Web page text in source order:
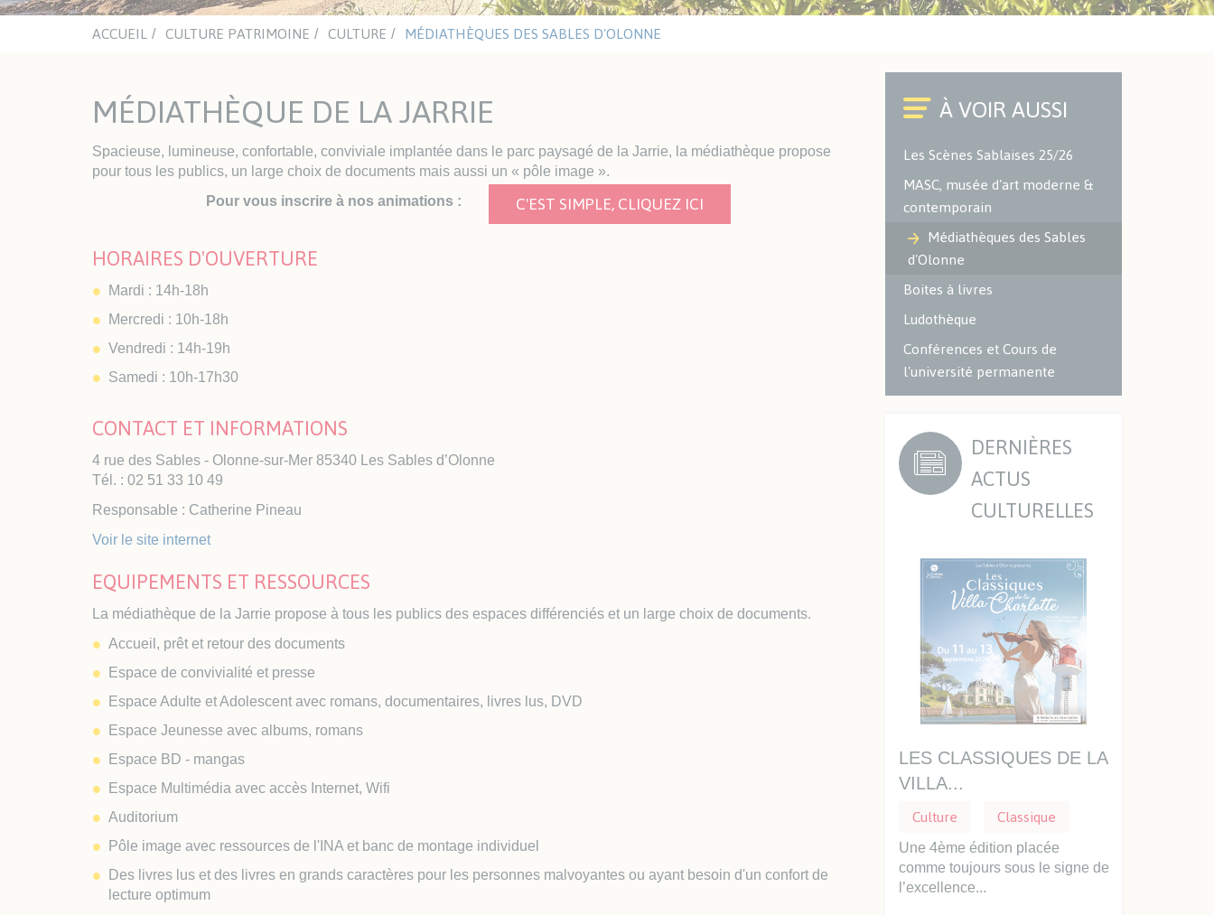
minoritaires
Cimetières
Office du Commerce et de
Police Municipale
Automatisée des Plaques
d'Immatriculation (LAPI)
Espaces Urbains
Les travaux
HABITAT ET URBANISME
Extérieure (TPLE)
SOLIDARITÉ ET SANTÉ
ENVIRONNEMENT -
ESPACES VERTS
Localisation des espaces verts
Les espaces verts
Les aires de jeux
Environnement
Château
CULTURELLES
aquatiques
Office du Sport Sablais
Clubs sportifs et nautiques
Sections handisport et sport
adapté
ENJOY Les Sables Nautisme
Institut Sports Océan
Editions précédentes
ACTUALITÉS SPORTIVES
LES PLAGES
ACCUEIL CULTURE PATRIMOINE CULTURE MÉDIATHÈQUES DES SABLES D'OLONNE
MÉDIATHÈQUE DE LA JARRIE
Spacieuse, lumineuse, confortable, conviviale implantée dans le parc paysagé de la Jarrie, la médiathèque propose
pour tous les publics, un large choix de documents mais aussi un « pôle image ».
Pour vous inscrire à nos animations :
C'EST SIMPLE, CLIQUEZ ICI
HORAIRES D'OUVERTURE
Mardi : 14h-18h
Mercredi : 10h-18h
Vendredi : 14h-19h
Samedi : 10h-17h30
CONTACT ET INFORMATIONS
4 rue des Sables - Olonne-sur-Mer 85340 Les Sables d’Olonne
Tél. : 02 51 33 10 49
Responsable : Catherine Pineau
Voir le site internet
EQUIPEMENTS ET RESSOURCES
La médiathèque de la Jarrie propose à tous les publics des espaces différenciés et un large choix de documents.
Accueil, prêt et retour des documents
Espace de convivialité et presse
Espace Adulte et Adolescent avec romans, documentaires, livres lus, DVD
Espace Jeunesse avec albums, romans
Espace BD - mangas
Espace Multimédia avec accès Internet, Wifi
Auditorium
Pôle image avec ressources de l'INA et banc de montage individuel
Des livres lus et des livres en grands caractères pour les personnes malvoyantes ou ayant besoin d'un confort de
lecture optimum
Les Scènes Sablaises 25/26
MASC, musée d'art moderne &
contemporain
Médiathèques des Sables
d'Olonne
Boites à livres
Ludothèque
Conférences et Cours de
l'université permanente
DERNIÈRES
ACTUS
CULTURELLES
ludothèque, la Ville vous
LES CLASSIQUES DE LA
VILLA...
Culture Classique
Une 4ème édition placée
comme toujours sous le signe de
l’excellence...